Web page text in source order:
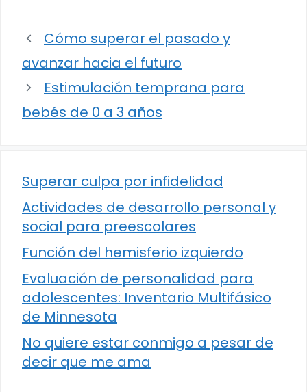
Cómo superar el pasado y
avanzar hacia el futuro
Estimulación temprana para
bebés de 0 a 3 años
Superar culpa por infidelidad
Actividades de desarrollo personal y
social para preescolares
Función del hemisferio izquierdo
Evaluación de personalidad para
adolescentes: Inventario Multifásico
de Minnesota
No quiere estar conmigo a pesar de
decir que me ama